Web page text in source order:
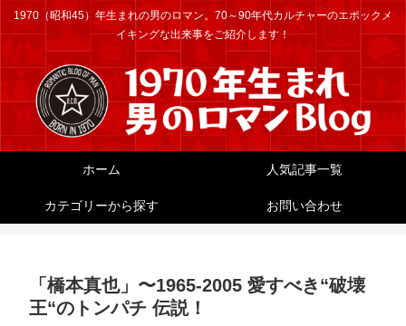
1970（昭和45）年生まれの男のロマン。70～90年代カルチャーのエポックメ
イキングな出来事をご紹介します！
ホーム 人気記事一覧
カテゴリーから探す お問い合わせ
「橋本真也」〜1965-2005 愛すべき“破壊
王“のトンパチ 伝説！